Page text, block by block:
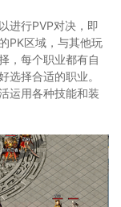
进行PVP对决，即
PK区域，与其他玩
，每个职业都有自
选择合适的职业。
运用各种技能和装